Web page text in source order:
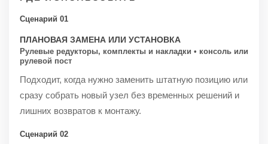
Сценарий 01
ПЛАНОВАЯ ЗАМЕНА ИЛИ УСТАНОВКА
Рулевые редукторы, комплекты и накладки • консоль или
рулевой пост
Подходит, когда нужно заменить штатную позицию или
сразу собрать новый узел без временных решений и
лишних возвратов к монтажу.
Сценарий 02